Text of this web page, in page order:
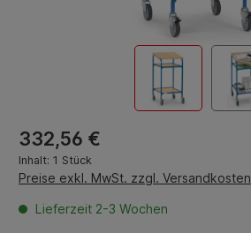
Regulärer Preis:
332,56 €
Inhalt: 1 Stück
Preise exkl. MwSt. zzgl. Versandkosten
Lieferzeit 2-3 Wochen